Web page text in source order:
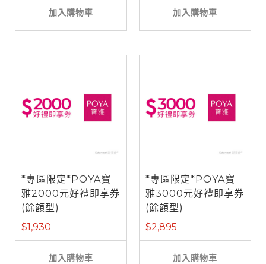
加入購物車 加入購物車
*專區限定*POYA寶
雅2000元好禮即享券
(餘額型)
$1,930
加入購物車
*專區限定*POYA寶
雅3000元好禮即享券
(餘額型)
$2,895
加入購物車